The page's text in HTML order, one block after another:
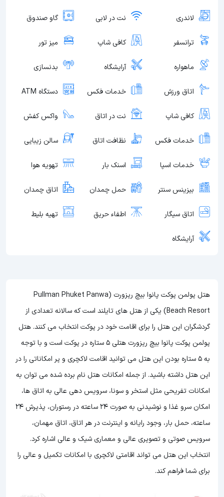
لاندری نت در لابی گاو صندوق
ترانسفر کافی شاپ میز تور
ماهواره آرایشگاه بدنسازی
اتاق ورزش خدمات فکس دستگاه ATM
کافی شاپ نت در اتاق واکس کفش
خدمات فکس نظافت اتاق سالن زیبایی
خدمات اسپا اسنک بار تهویه هوا
بیزینس سنتر حمل چمدان اتاق چمدان
اتاق سیگار اطفاء حریق تهیه بلیط
آرایشگاه
هتل پولمن پوکت پانوا بیچ ریزورت (Pullman Phuket Panwa
Beach Resort) یکی از هتل های تایلند است که سالانه تعدادی از
گردشگران این هتل را برای اقامت خود در پوکت انتخاب می کنند. هتل
پولمن پوکت پانوا بیچ ریزورت هتلی 5 ستاره در پوکت است و با توجه
به 5 ستاره بودن این هتل
می توانید اقامت لاکچری و پر امکاناتی را در
این هتل داشته باشید. از جمله امکانات هتل نام برده شده می توان به
امکانات تفریحی مثل استخر و سونا، سرویس دهی عالی به اتاق ها،
امکان سرو غذا و نوشیدنی به صورت 24 ساعته در رستوران، پذیرش 24
ساعته، حمل بار، وجود رایانه و اینترنت در هر اتاق، اتاق مهمان،
سرویس صوتی و تصویری عالی و معماری شیک و عالی اشاره کرد.
انتخاب این هتل می تواند اقامتی لاکچری با امکانات تکمیل و عالی را
برای شما فراهم کند.